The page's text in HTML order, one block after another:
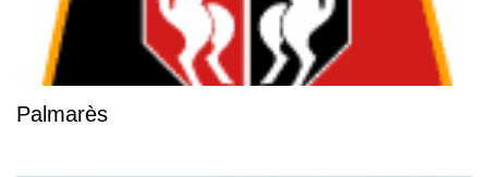
Palmarès